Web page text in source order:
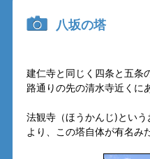
八坂の塔
建仁寺と同じく四条と五条
路通りの先の清水寺近くに
法観寺（ほうかんじ)とい
より、この塔自体が有名み